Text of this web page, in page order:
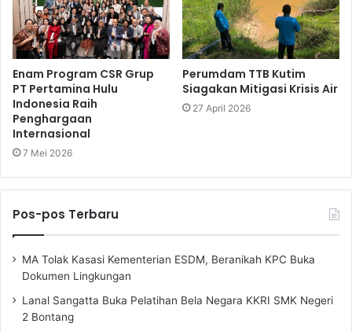
Enam Program CSR Grup
PT Pertamina Hulu
Indonesia Raih
Penghargaan
Internasional
7 Mei 2026
Perumdam TTB Kutim
Siagakan Mitigasi Krisis Air
27 April 2026
Pos-pos Terbaru
MA Tolak Kasasi Kementerian ESDM, Beranikah KPC Buka
Dokumen Lingkungan
Lanal Sangatta Buka Pelatihan Bela Negara KKRI SMK Negeri
2 Bontang